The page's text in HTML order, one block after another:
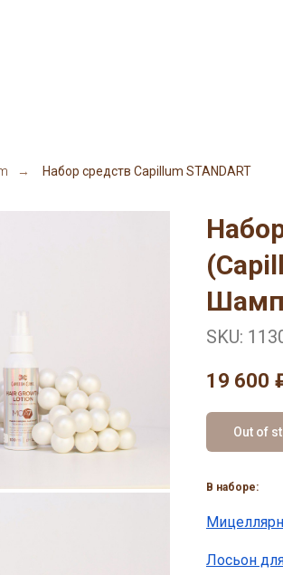
→ Набор средств Capillum STANDART
SKU:
19 600
Out of
В наборе:
Лосьон